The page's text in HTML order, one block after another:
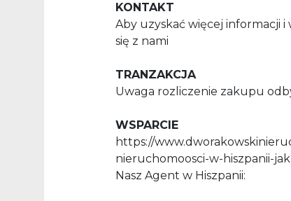
KONTAKT
Aby uzyskać więcej informacji
się z nami
TRANZAKCJA
Uwaga rozliczenie zakupu
WSPARCIE
https://
nieruchomoosci-w-hiszpanii-
Nasz Agent w Hiszpanii: